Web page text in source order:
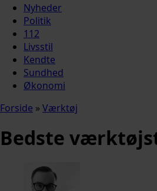
Nyheder
Politik
112
Livsstil
Kendte
Sundhed
Økonomi
Forside » Værktøj
Bedste